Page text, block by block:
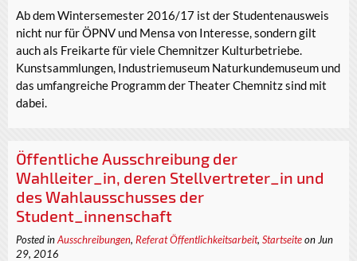
Ab dem Wintersemester 2016/17 ist der Studentenausweis
nicht nur für ÖPNV und Mensa von Interesse, sondern gilt
auch als Freikarte für viele Chemnitzer Kulturbetriebe.
Kunstsammlungen, Industriemuseum Naturkundemuseum und
das umfangreiche Programm der Theater Chemnitz sind mit
dabei.
Öffentliche Ausschreibung der
Wahlleiter_in, deren Stellvertreter_in und
des Wahlausschusses der
Student_innenschaft
Posted inAusschreibungen, Referat Öffentlichkeitsarbeit, Startseiteon Jun
29, 2016